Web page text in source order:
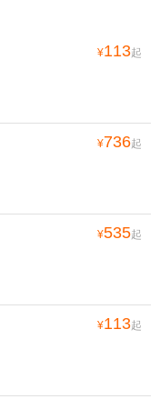
¥113起
¥736起
¥535起
¥113起